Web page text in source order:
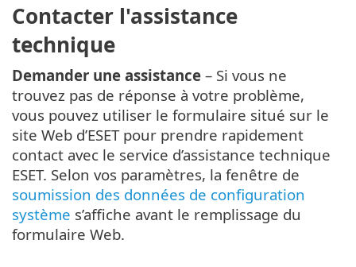
Contacter l'assistance
technique
Demander une assistance – Si vous ne
trouvez pas de réponse à votre problème,
vous pouvez utiliser le formulaire situé sur le
site Web d’ESET pour prendre rapidement
contact avec le service d’assistance technique
ESET. Selon vos paramètres, la fenêtre de
soumission des données de configuration
système s’affiche avant le remplissage du
formulaire Web.